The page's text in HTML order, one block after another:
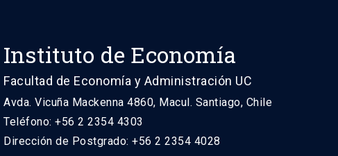
Instituto de Economía
Facultad de Economía y Administración UC
Avda. Vicuña Mackenna 4860, Macul. Santiago, Chile
Teléfono: +56 2 2354 4303
Dirección de Postgrado: +56 2 2354 4028